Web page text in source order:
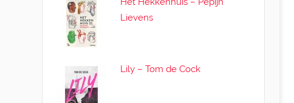
Lievens
Lily – Tom de Cock